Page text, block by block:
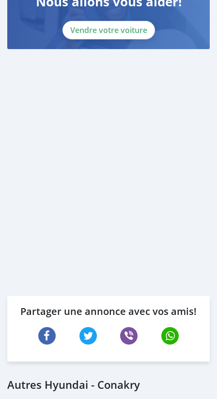
Vendre votre voiture
Partager une annonce avec vos amis!
Autres Hyundai - Conakry